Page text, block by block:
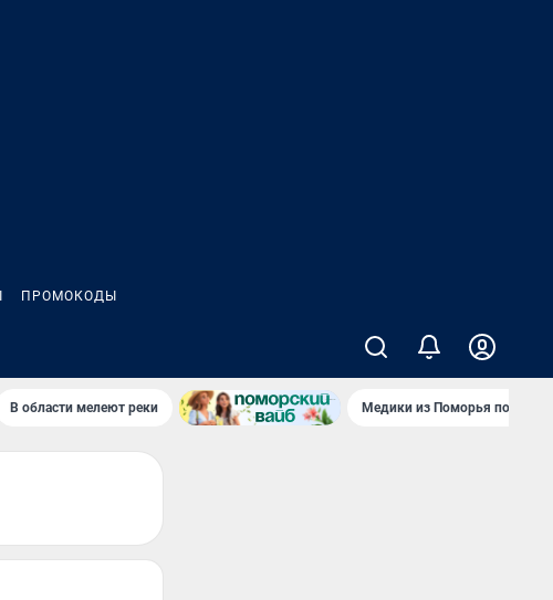
ПРОМОКОДЫ
В области мелеют реки Медики из Поморья поехали